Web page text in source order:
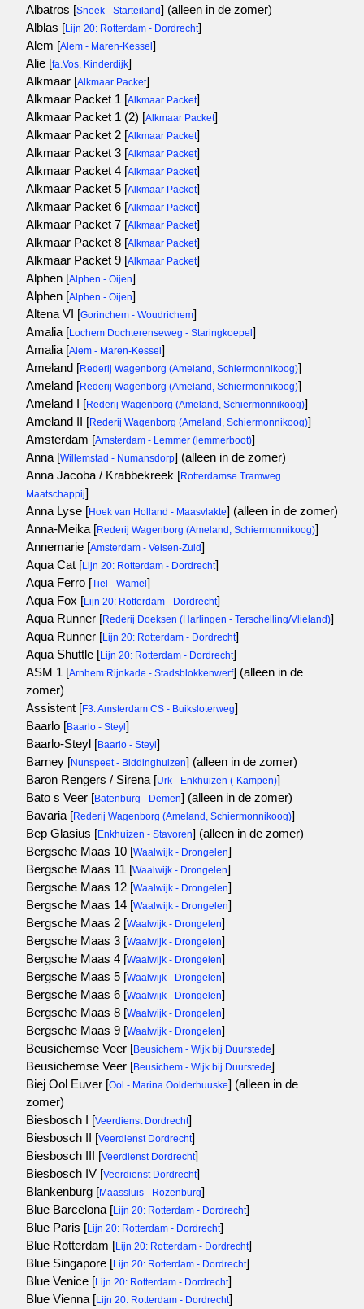
Albatros [Sneek - Starteiland] (alleen in de zomer)
Alblas [Lijn 20: Rotterdam - Dordrecht]
Alem [Alem - Maren-Kessel ]
Alie [fa.Vos, Kinderdijk]
Alkmaar [Alkmaar Packet]
Alkmaar Packet 1 [Alkmaar Packet]
Alkmaar Packet 1 (2) [Alkmaar Packet]
Alkmaar Packet 2 [Alkmaar Packet]
Alkmaar Packet 3 [Alkmaar Packet]
Alkmaar Packet 4 [Alkmaar Packet]
Alkmaar Packet 5 [Alkmaar Packet]
Alkmaar Packet 6 [Alkmaar Packet]
Alkmaar Packet 7 [Alkmaar Packet]
Alkmaar Packet 8 [Alkmaar Packet]
Alkmaar Packet 9 [Alkmaar Packet]
Alphen [Alphen - Oijen]
Alphen [Alphen - Oijen]
Altena VI [Gorinchem - Woudrichem]
Amalia [Lochem Dochterenseweg - Staringkoepel ]
Amalia [Alem - Maren-Kessel ]
Ameland [Rederij Wagenborg (Ameland, Schiermonnikoog)]
Ameland [Rederij Wagenborg (Ameland, Schiermonnikoog)]
Ameland I [Rederij Wagenborg (Ameland, Schiermonnikoog)]
Ameland II [Rederij Wagenborg (Ameland, Schiermonnikoog)]
Amsterdam [Amsterdam - Lemmer (lemmerboot)]
Anna [Willemstad - Numansdorp] (alleen in de zomer)
Anna Jacoba / Krabbekreek [Rotterdamse Tramweg
Maatschappij]
Anna Lyse [Hoek van Holland - Maasvlakte] (alleen in de zomer)
Anna-Meika [Rederij Wagenborg (Ameland, Schiermonnikoog)]
Annemarie [Amsterdam - Velsen-Zuid]
Aqua Cat [Lijn 20: Rotterdam - Dordrecht]
Aqua Ferro [Tiel - Wamel ]
Aqua Fox [Lijn 20: Rotterdam - Dordrecht]
Aqua Runner [Rederij Doeksen (Harlingen - Terschelling/Vlieland)]
Aqua Runner [Lijn 20: Rotterdam - Dordrecht]
Aqua Shuttle [Lijn 20: Rotterdam - Dordrecht]
ASM 1 [Arnhem Rijnkade - Stadsblokkenwerf] (alleen in de
zomer)
Assistent [F3: Amsterdam CS - Buiksloterweg]
Baarlo [Baarlo - Steyl ]
Baarlo-Steyl [Baarlo - Steyl ]
Barney [Nunspeet - Biddinghuizen] (alleen in de zomer)
Baron Rengers / Sirena [Urk - Enkhuizen (-Kampen)]
Bato s Veer [Batenburg - Demen] (alleen in de zomer)
Bavaria [Rederij Wagenborg (Ameland, Schiermonnikoog)]
Bep Glasius [Enkhuizen - Stavoren] (alleen in de zomer)
Bergsche Maas 10 [Waalwijk - Drongelen]
Bergsche Maas 11 [Waalwijk - Drongelen]
Bergsche Maas 12 [Waalwijk - Drongelen]
Bergsche Maas 14 [Waalwijk - Drongelen]
Bergsche Maas 2 [Waalwijk - Drongelen]
Bergsche Maas 3 [Waalwijk - Drongelen]
Bergsche Maas 4 [Waalwijk - Drongelen]
Bergsche Maas 5 [Waalwijk - Drongelen]
Bergsche Maas 6 [Waalwijk - Drongelen]
Bergsche Maas 8 [Waalwijk - Drongelen]
Bergsche Maas 9 [Waalwijk - Drongelen]
Beusichemse Veer [Beusichem - Wijk bij Duurstede]
Beusichemse Veer [Beusichem - Wijk bij Duurstede]
Biej Ool Euver [Ool - Marina Oolderhuuske] (alleen in de
zomer)
Biesbosch I [Veerdienst Dordrecht]
Biesbosch II [Veerdienst Dordrecht]
Biesbosch III [Veerdienst Dordrecht]
Biesbosch IV [Veerdienst Dordrecht]
Blankenburg [Maassluis - Rozenburg]
Blue Barcelona [Lijn 20: Rotterdam - Dordrecht]
Blue Paris [Lijn 20: Rotterdam - Dordrecht]
Blue Rotterdam [Lijn 20: Rotterdam - Dordrecht]
Blue Singapore [Lijn 20: Rotterdam - Dordrecht]
Blue Venice [Lijn 20: Rotterdam - Dordrecht]
Blue Vienna [Lijn 20: Rotterdam - Dordrecht]